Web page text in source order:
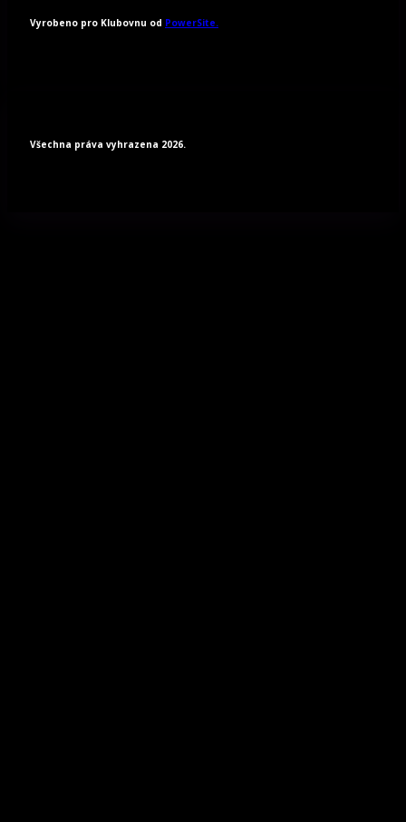
Vyrobeno pro Klubovnu od PowerSite.
Všechna práva vyhrazena 2026.